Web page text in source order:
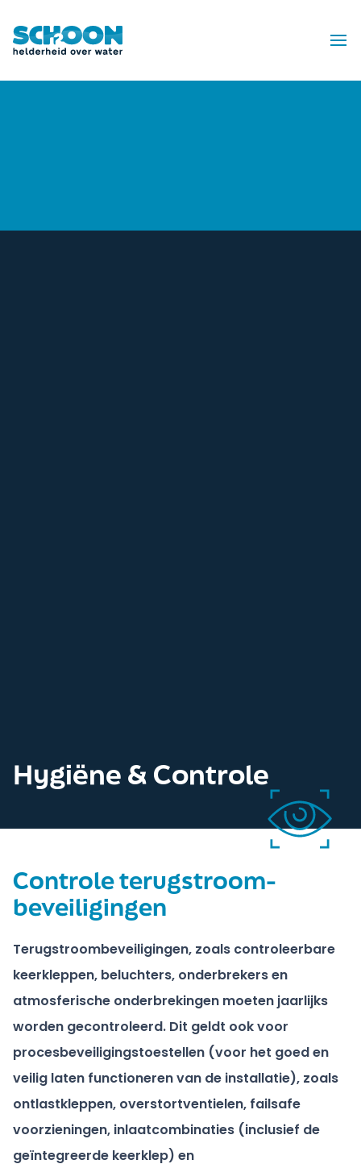
Hygiëne & Controle
Controle terugstroom-
beveiligingen
Terugstroombeveiligingen, zoals controleerbare
keerkleppen, beluchters, onderbrekers en
atmosferische onderbrekingen moeten jaarlijks
worden gecontroleerd. Dit geldt ook voor
procesbeveiligingstoestellen (voor het goed en
veilig laten functioneren van de installatie), zoals
ontlastkleppen, overstortventielen, failsafe
voorzieningen, inlaatcombinaties (inclusief de
geïntegreerde keerklep) en